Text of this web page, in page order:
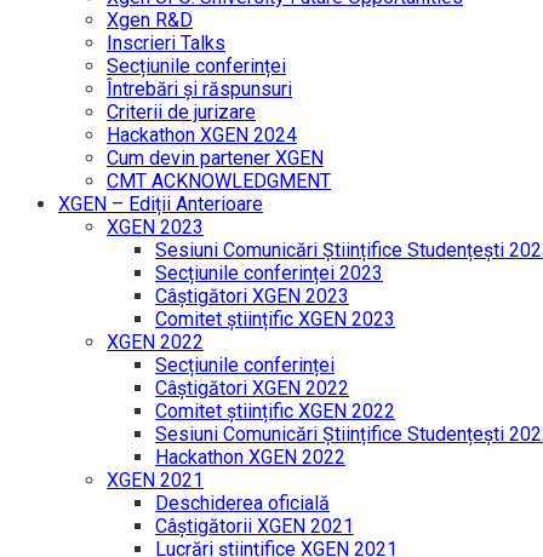
Xgen R&D
Inscrieri Talks
Secțiunile conferinței
Întrebări și răspunsuri
Criterii de jurizare
Hackathon XGEN 2024
Cum devin partener XGEN
CMT ACKNOWLEDGMENT
XGEN – Ediții Anterioare
XGEN 2023
Sesiuni Comunicări Științifice Studențești
Secțiunile conferinței 2023
Câștigători XGEN 2023
Comitet științific XGEN 2023
XGEN 2022
Secțiunile conferinței
Câștigători XGEN 2022
Comitet științific XGEN 2022
Sesiuni Comunicări Științifice Studențești
Hackathon XGEN 2022
XGEN 2021
Deschiderea oficială
Câștigătorii XGEN 2021
Lucrări științifice XGEN 2021